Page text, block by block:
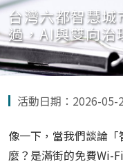
台灣六都智慧
過，AI與雙向治
活動日期：2026-05-
像一下，當我們談論
麼？是滿街的免費Wi-